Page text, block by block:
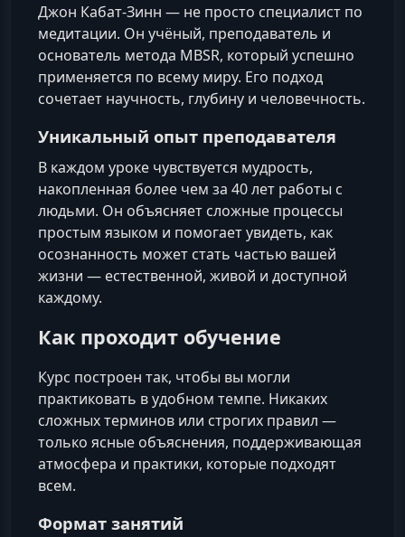
Джон Кабат-Зинн — не просто специалист по
медитации. Он учёный, преподаватель и
основатель метода MBSR, который успешно
применяется по всему миру. Его подход
сочетает научность, глубину и человечность.
Уникальный опыт преподавателя
В каждом уроке чувствуется мудрость,
накопленная более чем за 40 лет работы с
людьми. Он объясняет сложные процессы
простым языком и помогает увидеть, как
осознанность может стать частью вашей
жизни — естественной, живой и доступной
каждому.
Как проходит обучение
Курс построен так, чтобы вы могли
практиковать в удобном темпе. Никаких
сложных терминов или строгих правил —
только ясные объяснения, поддерживающая
атмосфера и практики, которые подходят
всем.
Формат занятий